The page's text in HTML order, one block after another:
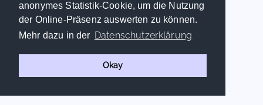
anonymes Statistik-Cookie, um die Nutzung
der Online-Präsenz auswerten zu können.
Mehr dazu in der Datenschutzerklärung
Okay